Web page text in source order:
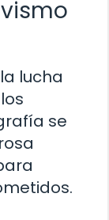
lucha
se